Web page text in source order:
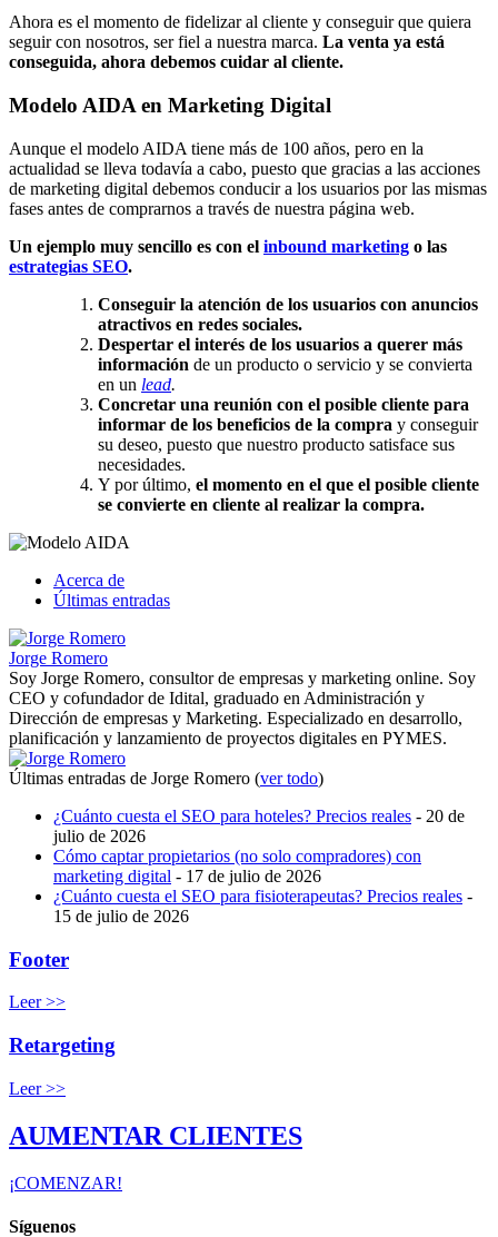
Ahora es el momento de fidelizar al cliente y conseguir que quiera
seguir con nosotros, ser fiel a nuestra marca. La venta ya está
conseguida, ahora debemos cuidar al cliente.
Modelo AIDA en Marketing Digital
Aunque el modelo AIDA tiene más de 100 años, pero en la
actualidad se lleva todavía a cabo, puesto que gracias a las acciones
de marketing digital debemos conducir a los usuarios por las mismas
fases antes de comprarnos a través de nuestra página web.
Un ejemplo muy sencillo es con el inbound marketing o las
estrategias SEO.
Conseguir la atención de los usuarios con anuncios
atractivos en redes sociales.
Despertar el interés de los usuarios a querer más
información de un producto o servicio y se convierta
en un lead.
Concretar una reunión con el posible cliente para
informar de los beneficios de la compra y conseguir
su deseo, puesto que nuestro producto satisface sus
necesidades.
Y por último, el momento en el que el posible cliente
se convierte en cliente al realizar la compra.
Acerca de
Últimas entradas
Jorge Romero
Soy Jorge Romero, consultor de empresas y marketing online. Soy
CEO y cofundador de Idital, graduado en Administración y
Dirección de empresas y Marketing. Especializado en desarrollo,
planificación y lanzamiento de proyectos digitales en PYMES.
Últimas entradas de Jorge Romero (ver todo)
¿Cuánto cuesta el SEO para hoteles? Precios reales - 20 de
julio de 2026
Cómo captar propietarios (no solo compradores) con
marketing digital - 17 de julio de 2026
¿Cuánto cuesta el SEO para fisioterapeutas? Precios reales -
15 de julio de 2026
Footer
Leer >>
Retargeting
Leer >>
AUMENTAR CLIENTES
¡COMENZAR!
Síguenos